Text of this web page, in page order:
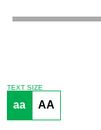
TEXT SIZE
aa AA